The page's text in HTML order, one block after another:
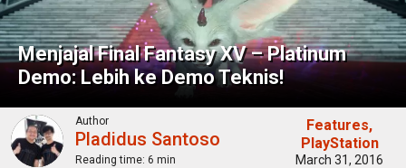
Menjajal Final Fantasy XV – Platinum
Demo: Lebih ke Demo Teknis!
Author
Pladidus Santoso
Reading time: 6 min
Features
PlayStation
March 31, 2016